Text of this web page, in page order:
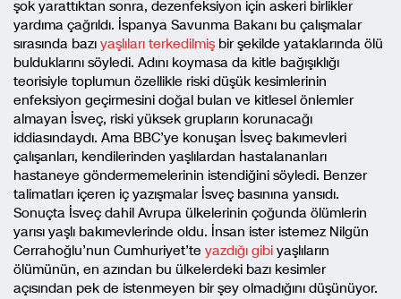
şok yarattıktan sonra, dezenfeksiyon için askeri birlikler
yardıma çağrıldı. İspanya Savunma Bakanı bu çalışmalar
sırasında bazı yaşlıları terkedilmişbir şekilde yataklarında ölü
bulduklarını söyledi. Adını koymasa da kitle bağışıklığı
teorisiyle toplumun özellikle riski düşük kesimlerinin
enfeksiyon geçirmesini doğal bulan ve kitlesel önlemler
almayan İsveç, riski yüksek grupların korunacağı
iddiasındaydı. Ama BBC’ye konuşan İsveç bakımevleri
çalışanları, kendilerinden yaşlılardan hastalananları
hastaneye göndermemelerinin istendiğini söyledi. Benzer
talimatları içeren iç yazışmalar İsveç basınına yansıdı.
Sonuçta İsveç dahil Avrupa ülkelerinin çoğunda ölümlerin
yarısı yaşlı bakımevlerinde oldu. İnsan ister istemez Nilgün
Cerrahoğlu’nun Cumhuriyet’te yazdığı gibi yaşlıların
ölümünün, en azından bu ülkelerdeki bazı kesimler
açısından pek de istenmeyen bir şey olmadığını düşünüyor.